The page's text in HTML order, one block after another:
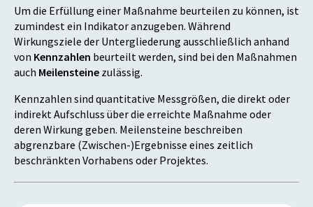
Um die Erfüllung einer Maßnahme beurteilen zu können, ist
zumindest ein Indikator anzugeben. Während
Wirkungsziele der Untergliederung ausschließlich anhand
von Kennzahlen beurteilt werden, sind bei den Maßnahmen
auch Meilensteine zulässig.
Kennzahlen sind quantitative Messgrößen, die direkt oder
indirekt Aufschluss über die erreichte Maßnahme oder
deren Wirkung geben. Meilensteine beschreiben
abgrenzbare (Zwischen-)Ergebnisse eines zeitlich
beschränkten Vorhabens oder Projektes.